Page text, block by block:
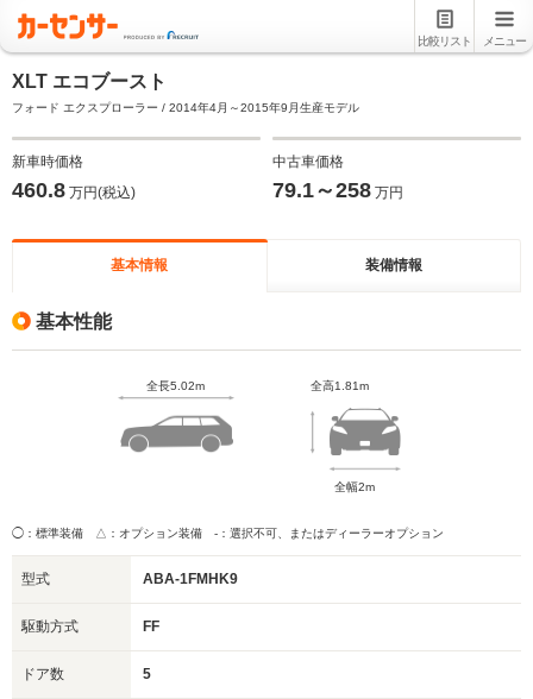
比較リスト メニュー
XLT エコブースト
フォード エクスプローラー / 2014年4月～2015年9月生産モデル
新車時価格
460.8 万円(税込)
中古車価格
79.1～258 万円
基本情報 装備情報
基本性能
全長5.02m 全高1.81m
全幅2m
◯：標準装備 △：オプション装備 -：選択不可、またはディーラーオプション
型式 ABA-1FMHK9
駆動方式 FF
ドア数 5